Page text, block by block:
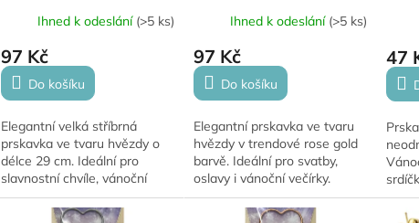
ů
Ihned k odeslání (>5 ks)
97 Kč
Do košíku
Elegantní velká stříbrná
prskavka ve tvaru hvězdy o
délce 29 cm. Ideální pro
slavnostní chvíle, vánoční
dekorace nebo focení. Dodá
vaší oslavě kouzelnou jiskru!
Ihned k odeslání (>5 ks)
97 Kč
Do košíku
Elegantní prskavka ve tvaru
hvězdy v trendové rose gold
barvě. Ideální pro svatby,
oslavy i vánoční večírky.
Délka 29 cm.
47